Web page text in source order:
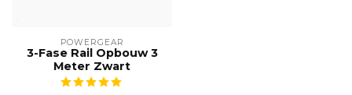
POWERGEAR
3-Fase Rail Opbouw 3
Meter Zwart